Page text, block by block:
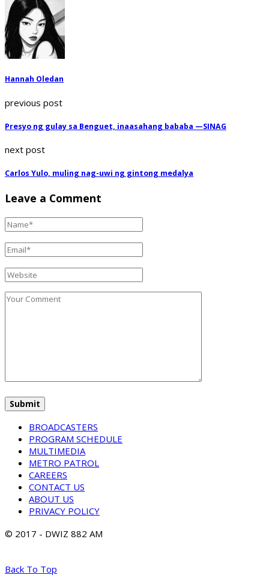
Hannah Oledan
previous post
Presyo ng gulay sa Benguet, inaasahang bababa —SINAG
next post
Carlos Yulo, muling nag-uwi ng gintong medalya
Leave a Comment
BROADCASTERS
PROGRAM SCHEDULE
MULTIMEDIA
METRO PATROL
CAREERS
CONTACT US
ABOUT US
PRIVACY POLICY
© 2017 - DWIZ 882 AM
Back To Top